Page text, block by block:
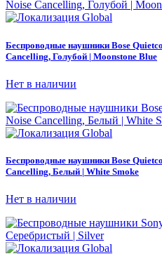
Беспроводные наушники Bose
Cancelling, Голубой | Moonstone Blue
Нет в наличии
Беспроводные наушники Bose
Cancelling, Белый | White Smoke
Нет в наличии